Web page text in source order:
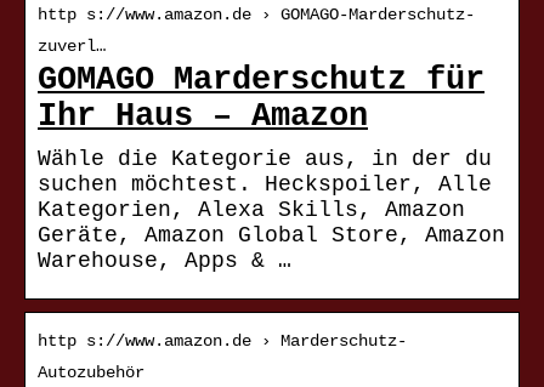
http s://www.amazon.de › GOMAGO-Marderschutz-
zuverl…
GOMAGO Marderschutz für
Ihr Haus – Amazon
Wähle die Kategorie aus, in der du
suchen möchtest. Heckspoiler, Alle
Kategorien, Alexa Skills, Amazon
Geräte, Amazon Global Store, Amazon
Warehouse, Apps & …
http s://www.amazon.de › Marderschutz-
Autozubehör